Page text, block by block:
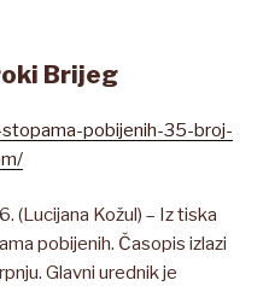
Brijeg
pobijenih-35-broj-
(Lucijana Kožul) – Iz tiska
pobijenih. Časopis izlazi
Glavni urednik je